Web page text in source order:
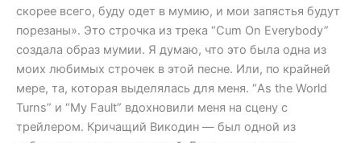
скорее всего, буду одет в мумию, и мои запястья будут
порезаны». Это строчка из трека “Cum On Everybody”
создала образ мумии. Я думаю, что это была одна из
моих любимых строчек в этой песне. Или, по крайней
мере, та, которая выделялась для меня. “As the World
Turns” и “My Fault” вдохновили меня на сцену с
трейлером. Кричащий Викодин — был одной из